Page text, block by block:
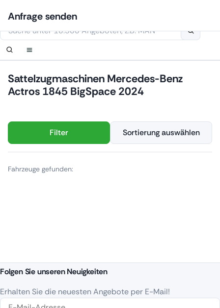
Inhalt
springen
Sattelzugmaschinen Mercedes-Benz
Actros 1845 BigSpace 2024
Filter Sortierung auswählen
Fahrzeuge gefunden:
Folgen Sie unseren Neuigkeiten
Erhalten Sie die neuesten Angebote per E-Mail!
Anmelden
Benachrichtigung einrichten
Diese Webseite verwendet Cookies
Kontaktiere uns
Ihre Anfrage wurde erhalten.
Anfrage senden
Benachrichtigung einrichten